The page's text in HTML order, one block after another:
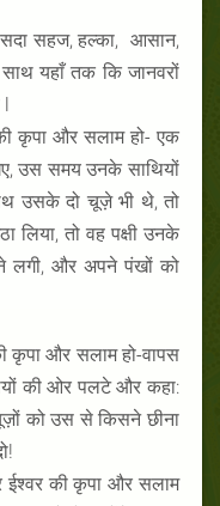
सहज, हल्का, आसान,
यहाँ तक कि जानवरों
l
कृपा और सलाम हो- एक
उस समय उनके साथियों
उसके दो चूज़े भी थे, तो
लिया, तो वह पक्षी उनके
लगी, और अपने पंखों को
कृपा और सलाम हो-वापस
की ओर पलटे और कहा:
को उस से किसने छीना
की कृपा और सलाम